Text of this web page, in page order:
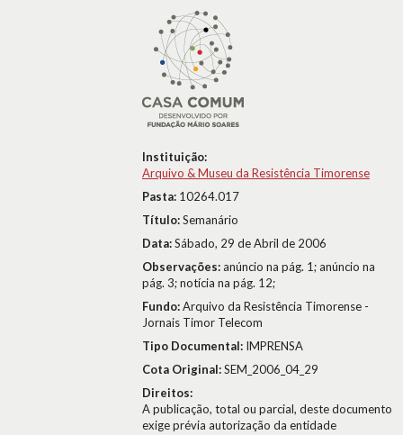
Instituição:
Arquivo & Museu da Resistência Timorense
Pasta: 10264.017
Título:Semanário
Data:Sábado, 29 de Abril de 2006
Observações:anúncio na pág. 1; anúncio na
pág. 3; notícia na pág. 12;
Fundo:Arquivo da Resistência Timorense -
Jornais Timor Telecom
Tipo Documental: IMPRENSA
Cota Original:SEM_2006_04_29
Direitos:
A publicação, total ou parcial, deste documento
exige prévia autorização da entidade